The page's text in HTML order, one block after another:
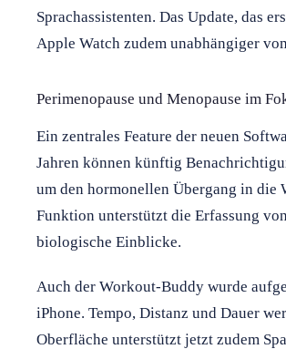
Sprachassistenten. Das Update, das
Apple Watch zudem unabhängiger
Perimenopause und Menopause im
Ein zentrales Feature der neuen
Jahren können künftig
um den hormonellen Übergang in die
Funktion unterstützt die Erfassung
biologische Einblicke.
Auch der Workout-Buddy wurde
iPhone. Tempo, Distanz und Dauer
Oberfläche unterstützt jetzt zudem